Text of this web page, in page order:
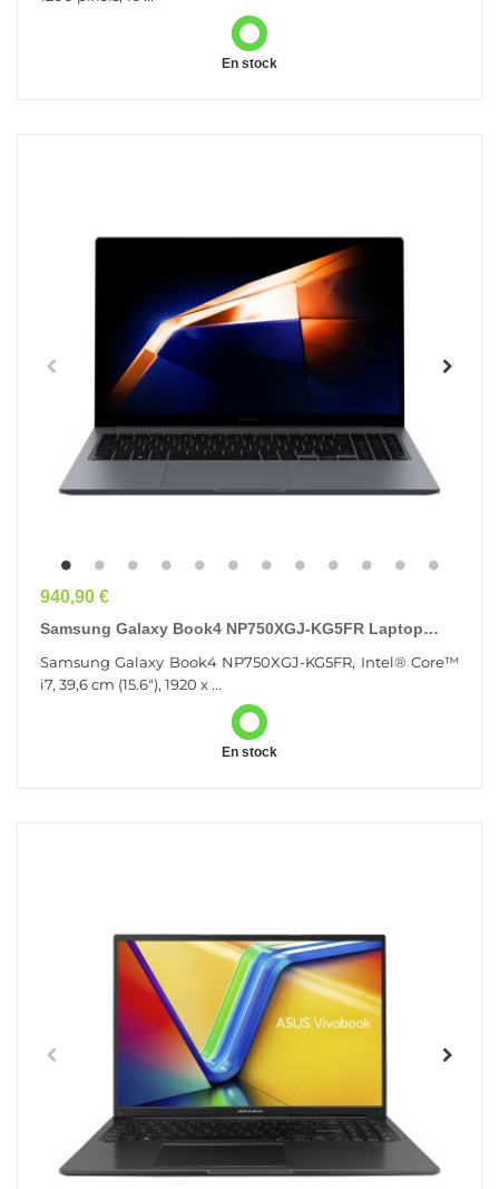
En stock
Prix
940,90 €
Samsung Galaxy Book4 NP750XGJ-KG5FR Laptop
Cm...
Samsung Galaxy Book4 NP750XGJ-KG5FR, Intel® Core™
i7, 39,6 cm (15.6"), 1920 x ...
En stock